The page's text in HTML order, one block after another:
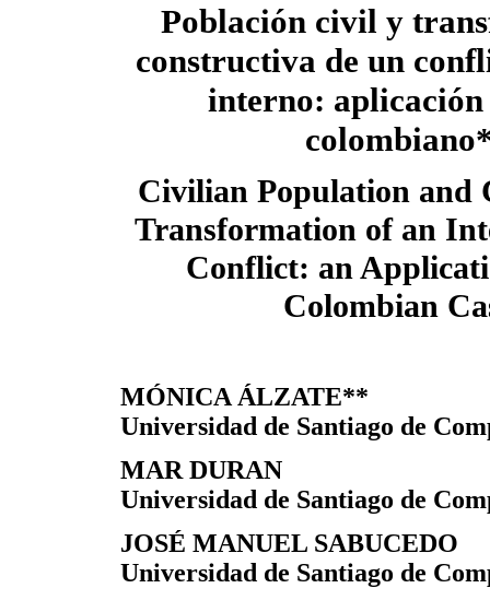
Población civil y
constructiva de un
interno: aplicación
Civilian Population and
Transformation of an
Conflict: an
Colombian
MÓNICA ÁLZATE**
Universidad de Santiago de
MAR DURAN
Universidad de Santiago de
JOSÉ MANUEL SABUCEDO
Universidad de Santiago de